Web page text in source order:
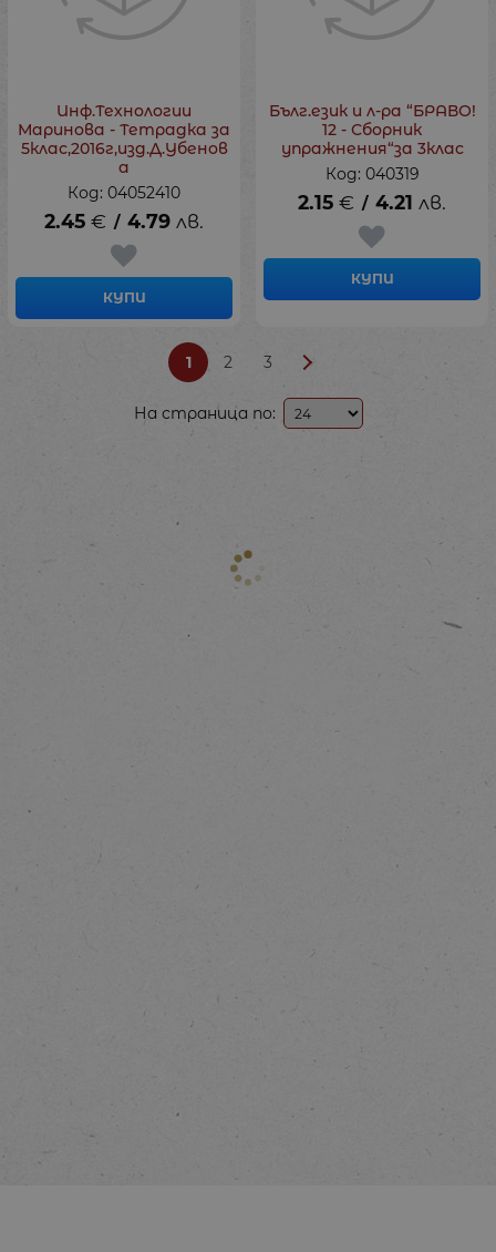
Инф.Технологии
Маринова - Тетрадка за
5клас,2016г,изд.Д.Убенов
а
Код: 04052410
2.45 € / 4.79 лв.
КУПИ
Бълг.език и л-ра “БРАВО!
12 - Сборник
упражнения“за 3клас
Код: 040319
2.15 € / 4.21 лв.
КУПИ
1 2 3
На страница по: